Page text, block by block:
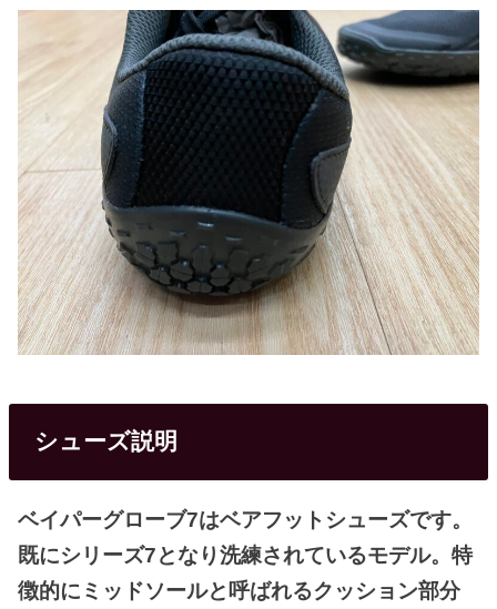
シューズ説明
ベイパーグローブ7はベアフットシューズです。
既にシリーズ7となり洗練されているモデル。特
徴的にミッドソールと呼ばれるクッション部分